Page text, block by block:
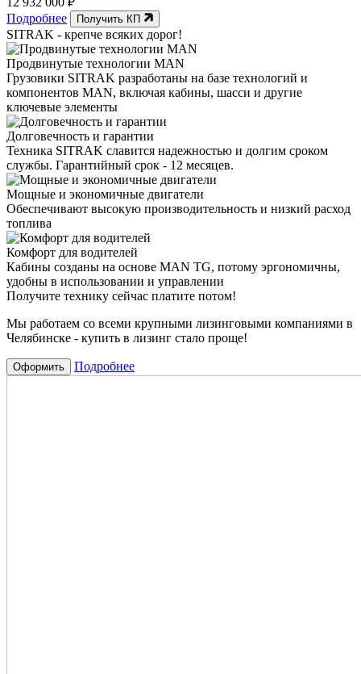
Подробнее
Получить КП
SITRAK - крепче всяких дорог!
Продвинутые технологии MAN
Грузовики SITRAK разработаны на базе технологий и
компонентов MAN, включая кабины, шасси и другие
ключевые элементы
Долговечность и гарантии
Техника SITRAK славится надежностью и долгим сроком
службы. Гарантийный срок - 12 месяцев.
Мощные и экономичные двигатели
Обеспечивают высокую производительность и низкий расход
топлива
Комфорт для водителей
Кабины созданы на основе MAN TG, потому эргономичны,
удобны в использовании и управлении
Получите технику сейчас платите потом!
Мы работаем со всеми крупными лизинговыми компаниями в
Челябинске - купить в лизинг стало проще!
Оформить Подробнее